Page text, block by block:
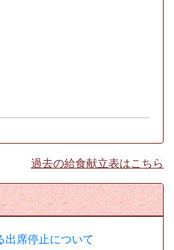
出席停止について
過去の給食献立表はこちら